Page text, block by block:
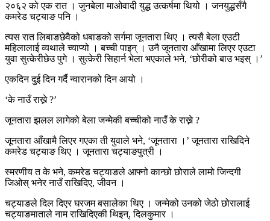
२०६२ को एक रात । जुनबेला माओवादी युद्ध उत्कर्षमा थियो । जनयुद्धसँगै
कमरेड चट्याङ पनि ।
त्यस रात लिबाङछेवैको धबाङको सर्गमा जूनतारा थिए । त्यसै बेला एउटी
महिलालाई व्यथाले च्याप्यो । बच्ची पाइन् । उनै जूनतारा आँखामा लिएर एउटा
युवा सुत्केरीछेउ पुगे । सुत्केरी सिहार्न भेला भएकाले भने, ‘छोरीको बाउ भइस् ।’
एकदिन दुई दिन गर्दै न्वारानको दिन आयो ।
‘के नाउँ राख्ने ?’
जूनतारा झलल लागेको बेला जन्मेकी बच्चीको नाउँ के राख्ने ?
जूनतारा आँखामै लिएर गएका ती युवाले भने, ‘जूनतारा ।’ जूनतारा राखिदिने
कमरेड चट्याङ थिए । जूनतारा चट्याङपुत्री ।
स्मरणीय त के भने, कमरेड चट्याङले आफ्नो कान्छो छोराले लामो जिन्दगी
जिओस् भनेर नाउँ राखिदिए, जीवन ।
चट्याङले दिल दिएर घरजम बसालेका थिए । जन्मेको उनको जेठो छोरालाई
चट्याङमाताले नाम राखिदिएकी थिइन्, दिलकुमार ।